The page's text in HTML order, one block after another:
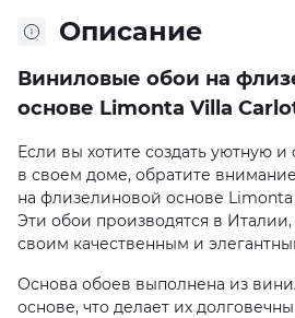
Описание
Виниловые обои на
основе Limonta Villa
Если вы хотите создать уютную
в своем доме, обратите
на флизелиновой основе Limonta
Эти обои производятся в Италии,
своим качественным и
Основа обоев выполнена из
основе, что делает их